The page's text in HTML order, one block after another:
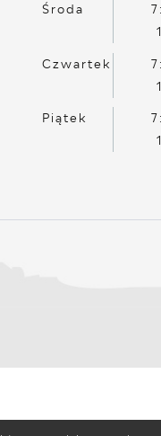
Środa
Czwartek
Piątek